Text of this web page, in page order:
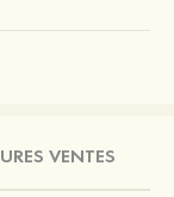
VENTES